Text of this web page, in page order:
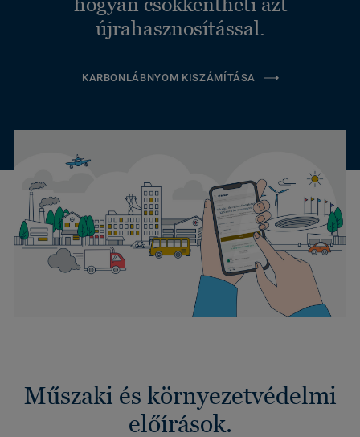
újrahasznosítással.
KARBONLÁBNYOM KISZÁMÍTÁSA
Műszaki és környezetvédelmi
előírások.